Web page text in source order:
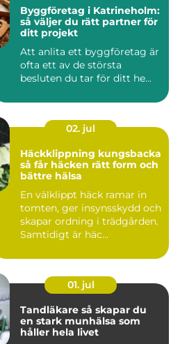
Byggföretag i Katrineholm:
så väljer du rätt partner för
ditt projekt
Att anlita ett byggföretag är
ofta ett av de största
besluten du tar för ditt he...
02. jul
Häckklippning kungsbacka
så får häcken rätt form och
bättre hälsa
En välklippt häck ramar in
tomten, ger insynsskydd och
skapar ordning i trädgården.
Samtidigt är häc...
01. jul
Tandläkare så skapar du
en stark munhälsa som
håller hela livet